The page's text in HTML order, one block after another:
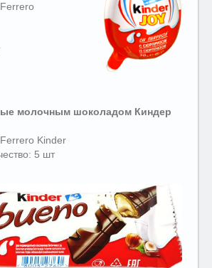
молочным шоколадом Киндер
Kinder
5 шт